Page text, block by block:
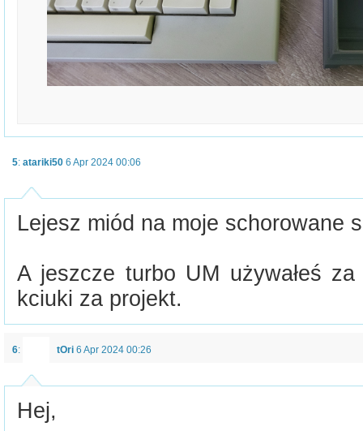
5: atariki50 6 Apr 2024 00:06
Lejesz miód na moje schorowane
A jeszcze turbo UM używałeś za
kciuki za projekt.
6: tOri 6 Apr 2024 00:26
Hej,